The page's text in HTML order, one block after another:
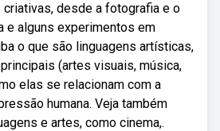
desde a fotografia e o
e alguns experimentos em
o que são linguagens artísticas,
(artes visuais, música,
elas se relacionam com a
humana. Veja também
e artes, como cinema,.